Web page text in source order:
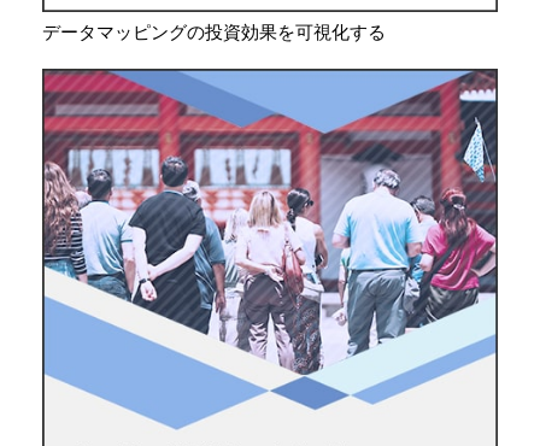
データマッピングの投資効果を可視化する